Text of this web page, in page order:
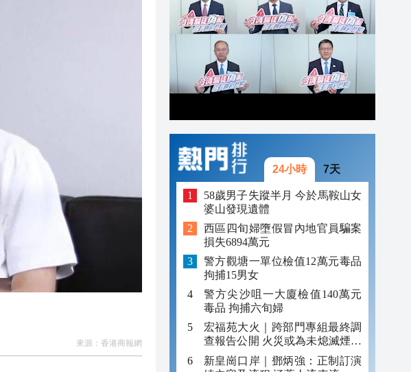
來源： 香港商報網
24小時 7天
58歲男子失蹤半月 今於馬鞍山女
婆山發現遺體
西區四旬婦墮假冒內地官員騙案
損失6894萬元
警方觀塘一單位檢值12萬元毒品
拘捕15男女
警方尖沙咀一大廈檢值140萬元
毒品 拘捕六旬婦
宏福苑大火｜跨部門專組最終調
查報告公開 火災或為未熄滅煙頭
引發
新皇崗口岸｜鄧炳強：正制訂演